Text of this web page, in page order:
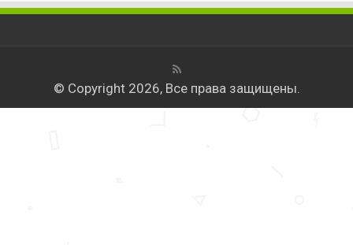
© Copyright 2026, Все права защищены.